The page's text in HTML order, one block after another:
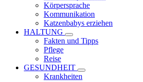
Körpersprache
Kommunikation
Katzenbabys erziehen
HALTUNG
Fakten und Tipps
Pflege
Reise
GESUNDHEIT
Krankheiten